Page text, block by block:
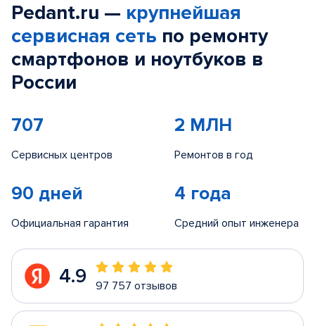
Pedant.ru — крупнейшая
сервисная сеть по ремонту
смартфонов и ноутбуков в
России
707
Сервисных центров
2 МЛН
Ремонтов в год
90 дней
Официальная гарантия
4 года
Средний опыт инженера
4.9 97 757 отзывов